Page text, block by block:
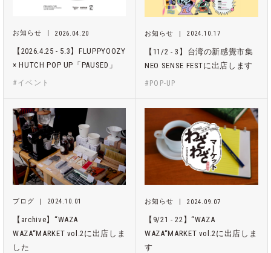
お知らせ 2026.04.20
【2026.4.25 - 5.3】FLUPPYOOZY
× HUTCH POP UP「PAUSED」
#イベント
お知らせ 2024.10.17
【11/2 - 3】台湾の新感覺市集
NEO SENSE FESTに出店します
#POP-UP
ブログ 2024.10.01
【archive】“WAZA
WAZA“MARKET vol.2に出店しま
した
お知らせ 2024.09.07
【9/21 - 22】“WAZA
WAZA“MARKET vol.2に出店しま
す